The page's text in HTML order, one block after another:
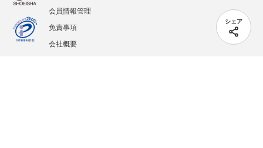
シェア
会員情報管理
免責事項
会社概要